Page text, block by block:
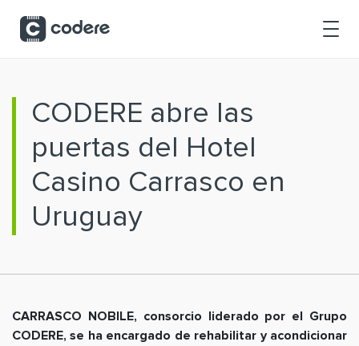
CODERE abre las
puertas del Hotel
Casino Carrasco en
Uruguay
CARRASCO NOBILE, consorcio liderado por el Grupo
CODERE, se ha encargado de rehabilitar y acondicionar